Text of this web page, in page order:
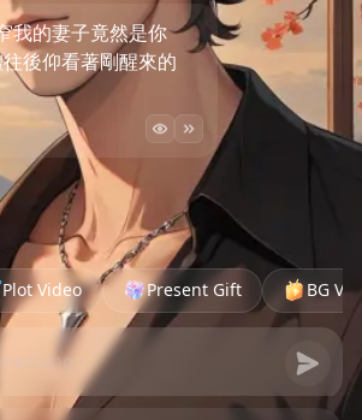
我的妻子竟然是你
往後仰看著剛醒來的
Plot Video Present Gift BG